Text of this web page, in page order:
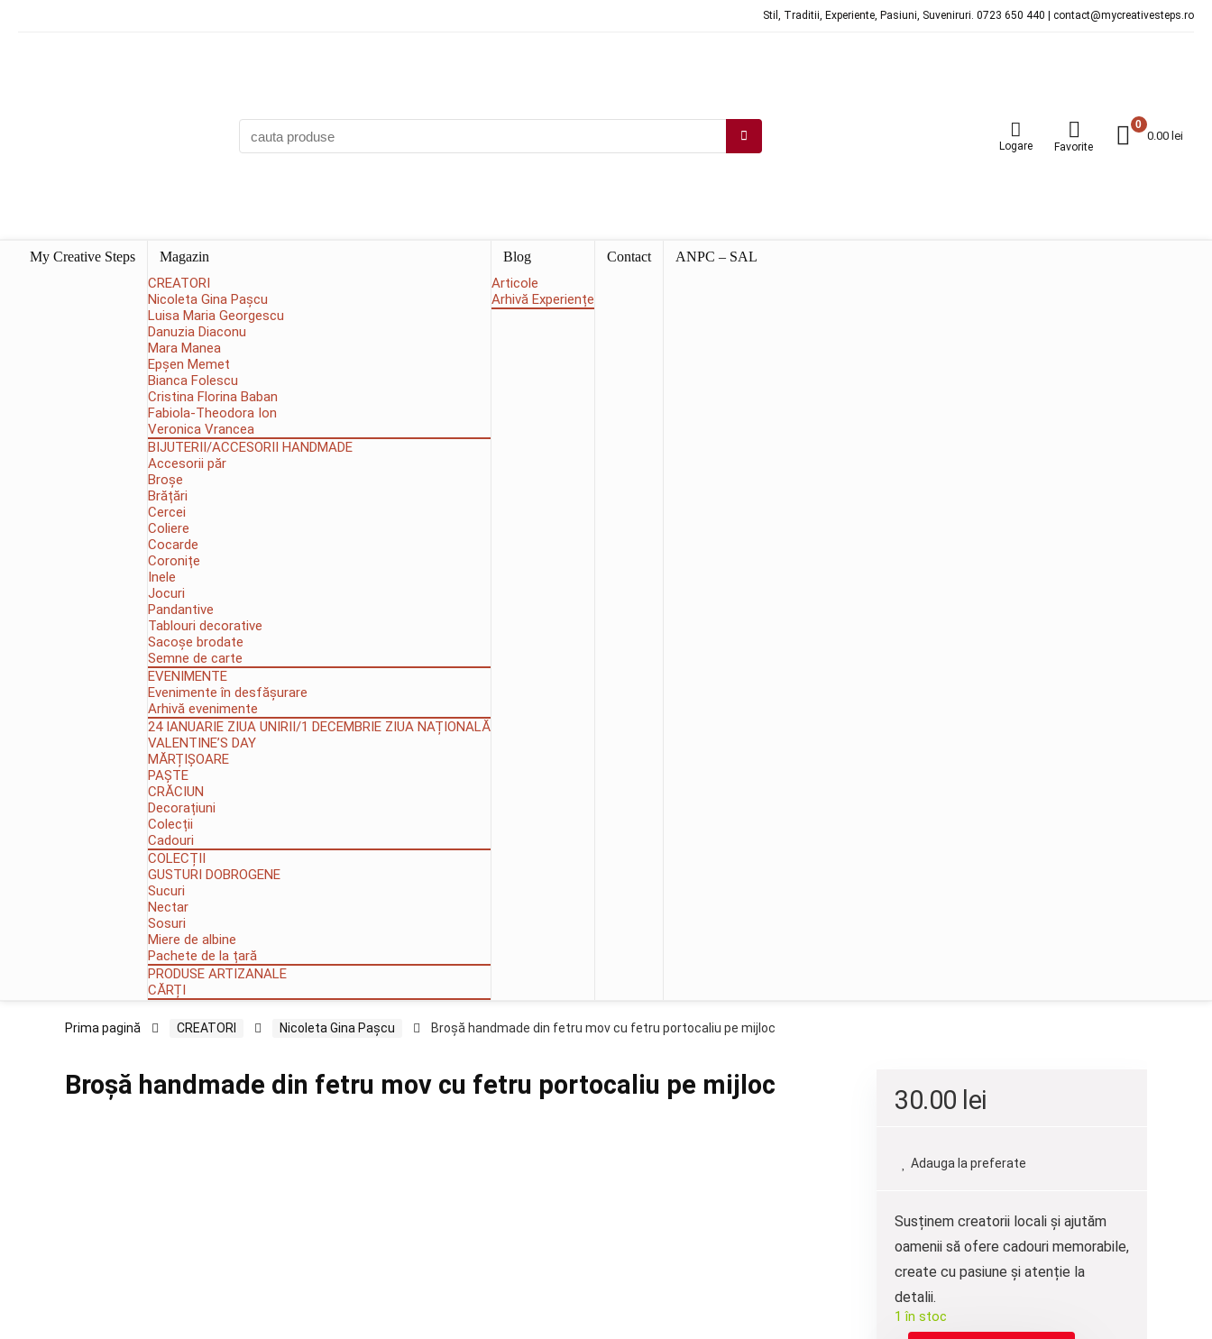
Stil, Traditii, Experiente, Pasiuni, Suveniruri. 0723 650 440 | contact@mycreativesteps.ro
Logare Favorite
0
0.00 lei
My Creative Steps Magazin
CREATORI
Nicoleta Gina Pașcu
Luisa Maria Georgescu
Danuzia Diaconu
Mara Manea
Epșen Memet
Bianca Folescu
Cristina Florina Baban
Fabiola-Theodora Ion
Veronica Vrancea
BIJUTERII/ACCESORII HANDMADE
Accesorii păr
Broșe
Brățări
Cercei
Coliere
Cocarde
Coronițe
Inele
Jocuri
Pandantive
Tablouri decorative
Sacoșe brodate
Semne de carte
EVENIMENTE
Evenimente în desfășurare
Arhivă evenimente
24 IANUARIE ZIUA UNIRII/1 DECEMBRIE ZIUA NAȚIONALĂ
VALENTINE’S DAY
MĂRȚIȘOARE
PAȘTE
CRĂCIUN
Decorațiuni
Colecții
Cadouri
COLECȚII
GUSTURI DOBROGENE
Sucuri
Nectar
Sosuri
Miere de albine
Pachete de la țară
PRODUSE ARTIZANALE
CĂRȚI
Blog
Articole
Arhivă Experiențe
Contact ANPC – SAL
Prima pagină CREATORI Nicoleta Gina Pașcu Broșă handmade din fetru mov cu fetru portocaliu pe mijloc
Broșă handmade din fetru mov cu fetru portocaliu pe mijloc 30.00 lei
Adauga la preferate
Susținem creatorii locali și ajutăm
oamenii să ofere cadouri memorabile,
create cu pasiune și atenție la
detalii.
1 în stoc